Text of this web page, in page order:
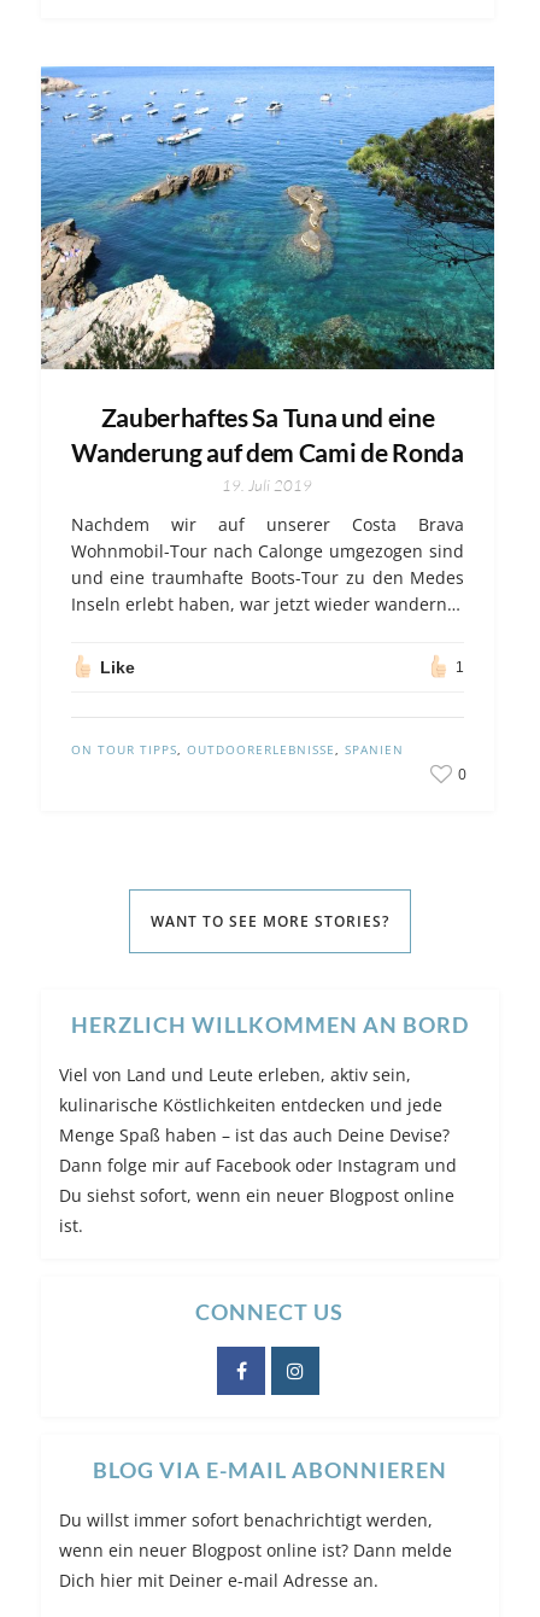
Zauberhaftes Sa Tuna und eine
Wanderung auf dem Cami de Ronda
19. Juli 2019
Nachdem wir auf unserer Costa Brava
Wohnmobil-Tour nach Calonge umgezogen sind
und eine traumhafte Boots-Tour zu den Medes
Inseln erlebt haben, war jetzt wieder wandern…
Like 1
ON TOUR TIPPS OUTDOORERLEBNISSE SPANIEN
0
WANT TO SEE MORE STORIES?
HERZLICH WILLKOMMEN AN BORD
Viel von Land und Leute erleben, aktiv sein,
kulinarische Köstlichkeiten entdecken und jede
Menge Spaß haben – ist das auch Deine Devise?
Dann folge mir auf Facebook oder Instagram und
Du siehst sofort, wenn ein neuer Blogpost online
ist.
CONNECT US
BLOG VIA E-MAIL ABONNIEREN
Du willst immer sofort benachrichtigt werden,
wenn ein neuer Blogpost online ist? Dann melde
Dich hier mit Deiner e-mail Adresse an.